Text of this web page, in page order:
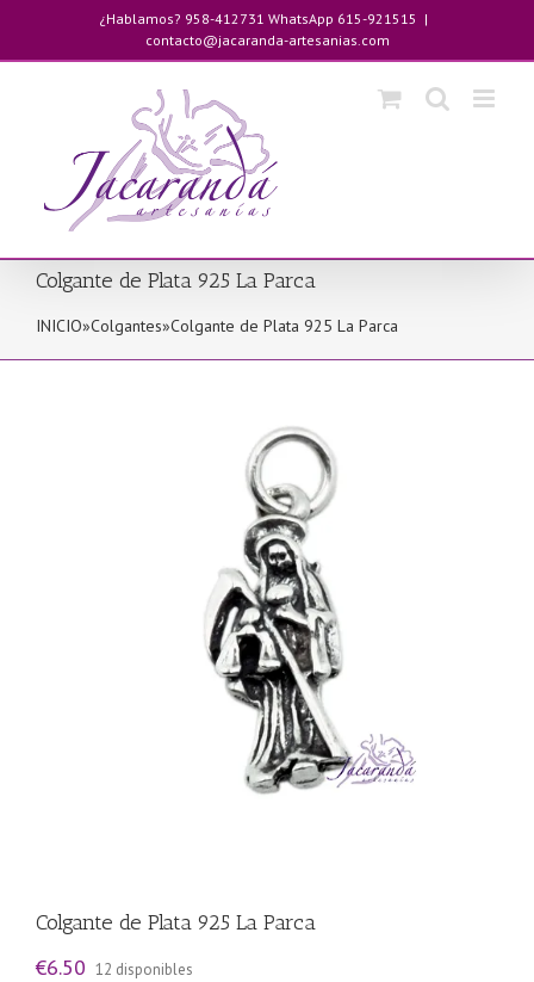
contenido
¿Hablamos? 958-412731 WhatsApp 615-921515 |
contacto@jacaranda-artesanias.com
Colgante de Plata 925 La Parca
INICIO»Colgantes»Colgante de Plata 925 La Parca
Colgante de Plata 925 La Parca
€6.50 12 disponibles